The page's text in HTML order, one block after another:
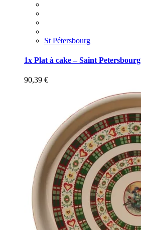
St Pétersbourg
1x Plat à cake – Saint Petersbourg
90,39 €